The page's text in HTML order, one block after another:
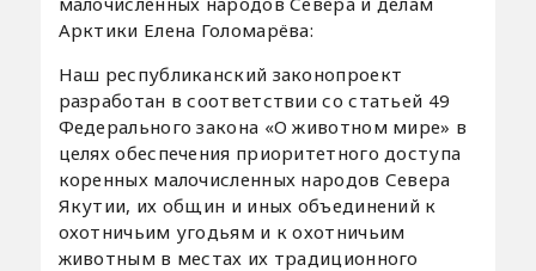
Арктики Елена Голомарёва:
Наш республиканский законопроект
разработан в соответствии со статьей 49
Федерального закона «О животном мире» в
целях обеспечения приоритетного доступа
коренных малочисленных народов Севера
Якутии, их общин и иных объединений к
охотничьим угодьям и к охотничьим
животным в местах их традиционного